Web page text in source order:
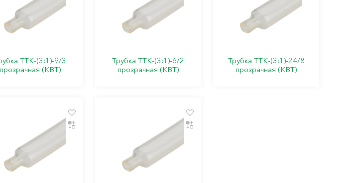
ТТК-(3:1)-9/3
прозрачная (КВТ)
Трубка ТТК-(3:1)-6/2
прозрачная (КВТ)
Трубка ТТК-(3:1)-24/8
прозрачная (КВТ)